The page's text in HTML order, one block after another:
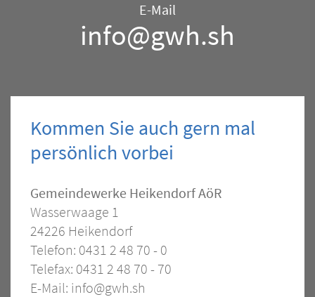
E-Mail
info@gwh.sh
Kommen Sie auch gern mal
persönlich vorbei
Kontakt
–
Allgemein
Gemeindewerke Heikendorf AöR
Wasserwaage 1
24226 Heikendorf
Telefon: 0431 2 48 70 - 0
Telefax: 0431 2 48 70 - 70
E-Mail: info@gwh.sh